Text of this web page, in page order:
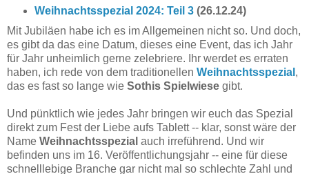
Weihnachtsspezial 2024: Teil 3(26.12.24)
Mit Jubiläen habe ich es im Allgemeinen nicht so. Und doch,
es gibt da das eine Datum, dieses eine Event, das ich Jahr
für Jahr unheimlich gerne zelebriere. Ihr werdet es erraten
haben, ich rede von dem traditionellen Weihnachtsspezial ,
das es fast so lange wie Sothis Spielwiese gibt.
Und pünktlich wie jedes Jahr bringen wir euch das Spezial
direkt zum Fest der Liebe aufs Tablett -- klar, sonst wäre der
Name Weihnachtsspezial auch irreführend. Und wir
befinden uns im 16. Veröffentlichungsjahr -- eine für diese
schnelllebige Branche gar nicht mal so schlechte Zahl und